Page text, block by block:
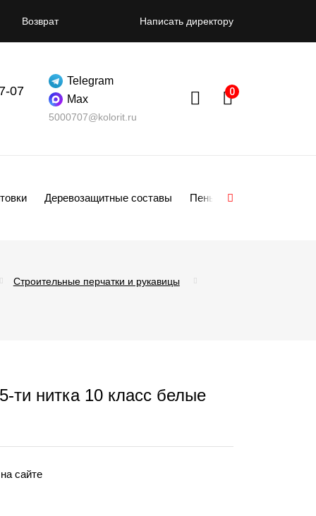
Возврат Написать директору
07
Telegram
Max
5000707@kolorit.ru
Деревозащитные составы Пены
Строительные перчатки и рукавицы
ти нитка 10 класс белые
сайте